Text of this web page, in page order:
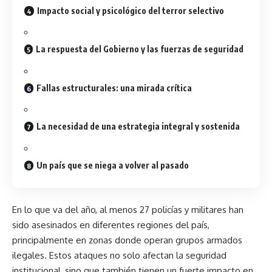
Impacto social y psicológico del terror selectivo
La respuesta del Gobierno y las fuerzas de seguridad
Fallas estructurales: una mirada crítica
La necesidad de una estrategia integral y sostenida
Un país que se niega a volver al pasado
En lo que va del año, al menos 27 policías y militares han
sido asesinados en diferentes regiones del país,
principalmente en zonas donde operan grupos armados
ilegales. Estos ataques no solo afectan la seguridad